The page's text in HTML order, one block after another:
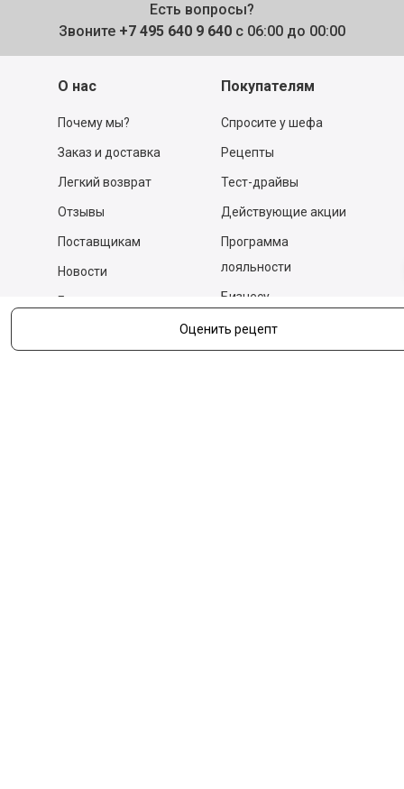
Оценить рецепт
Есть вопросы?
Звоните +7 495 640 9 640 с 06:00 до 00:00
О нас
Почему мы?
Заказ и доставка
Легкий возврат
Отзывы
Поставщикам
Новости
Гастрономы и устричные
Покупателям
Спросите у шефа
Рецепты
Тест-драйвы
Действующие акции
Программа
лояльности
Бизнесу
Вакансии